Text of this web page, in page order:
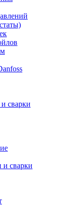
сварки
и сварки